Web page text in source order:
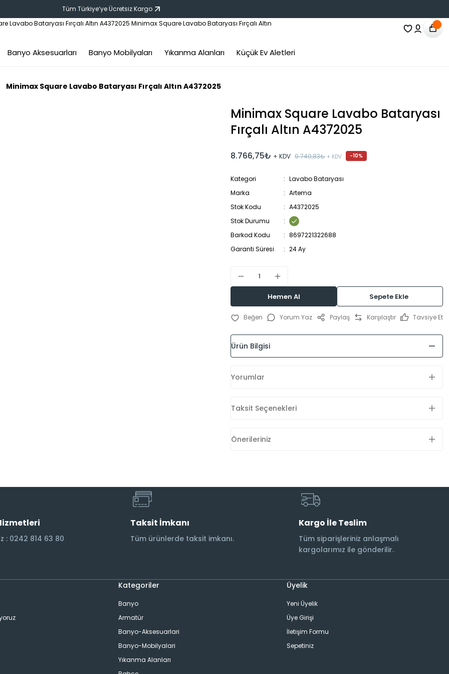
Tüm Türkiye‘ye Ücretsiz Kargo
Banyo Aksesuarları Banyo Mobilyaları Yıkanma Alanları Küçük Ev Aletleri
Minimax Square Lavabo Bataryası Fırçalı Altın A4372025
Minimax Square Lavabo Bataryası
Fırçalı Altın A4372025
8.766,75₺ + KDV 9.740,83₺ + KDV -10%
Kategori
Lavabo Bataryası
Marka
Artema
Stok Kodu
A4372025
Stok Durumu
Barkod Kodu
8697221322688
Garanti Süresi
24 Ay
Hemen Al Sepete Ekle
Yorum Yaz Paylaş Karşılaştır Tavsiye Et
Ürün Bilgisi
Yorumlar
Taksit Seçenekleri
Önerileriniz
: 0242 814 63 80
Taksit İmkanı
Tüm ürünlerde taksit imkanı.
Kargo İle Teslim
Tüm siparişleriniz anlaşmalı
kargolarımız ile gönderilir.
Kategoriler
Banyo
Armatür
Banyo-Aksesuarlari
Banyo-Mobilyalari
Yıkanma Alanları
Üyelik
Yeni Üyelik
Üye Girişi
İletişim Formu
Sepetiniz